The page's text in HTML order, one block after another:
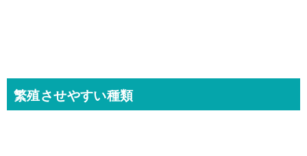
繁殖させやすい種類